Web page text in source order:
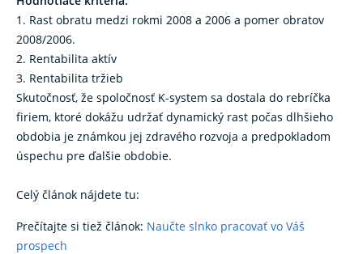
1. Rast obratu medzi rokmi 2008 a 2006 a pomer obratov
2008/2006.
2. Rentabilita aktív
3. Rentabilita tržieb
Skutočnosť, že spoločnosť K-system sa dostala do rebríčka
firiem, ktoré dokážu udržať dynamický rast počas dlhšieho
obdobia je známkou jej zdravého rozvoja a predpokladom
úspechu pre ďalšie obdobie.
Celý článok nájdete tu:
Prečítajte si tiež článok: Naučte slnko pracovať vo Váš
prospech